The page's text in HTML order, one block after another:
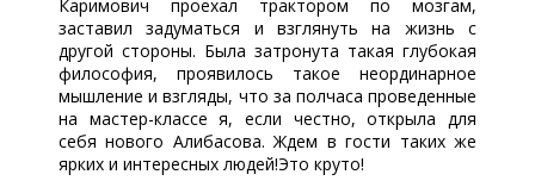
Каримович проехал трактором по мозгам,
заставил задуматься и взглянуть на жизнь с
другой стороны. Была затронута такая глубокая
философия, проявилось такое неординарное
мышление и взгляды, что за полчаса проведенные
на мастер-классе я, если честно, открыла для
себя нового Алибасова. Ждем в гости таких же
ярких и интересных людей!Это круто!